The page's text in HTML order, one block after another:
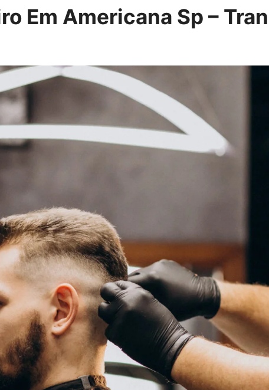
Em Americana Sp –